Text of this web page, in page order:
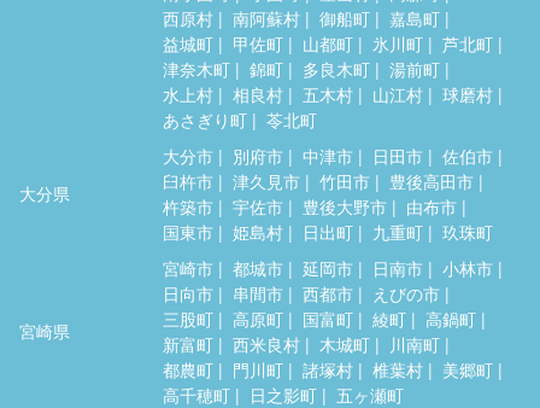
西原村
南阿蘇村 御船町
嘉島町
益城町
甲佐町 山都町 氷川町
芦北町
津奈木町
錦町 多良木町
湯前町
水上村
相良村 五木村 山江村
球磨村
あさぎり町
苓北町
大分県
大分市 別府市 中津市 日田市
佐伯市
臼杵市
津久見市 竹田市
豊後高田市
杵築市
宇佐市 豊後大野市
由布市
国東市
姫島村 日出町 九重町 玖珠町
宮崎県
宮崎市 都城市 延岡市 日南市
小林市
日向市
串間市 西都市
えびの市
三股町
高原町 国富町 綾町
高鍋町
新富町
西米良村 木城町
川南町
都農町
門川町 諸塚村 椎葉村
美郷町
高千穂町
日之影町 五ヶ瀬町